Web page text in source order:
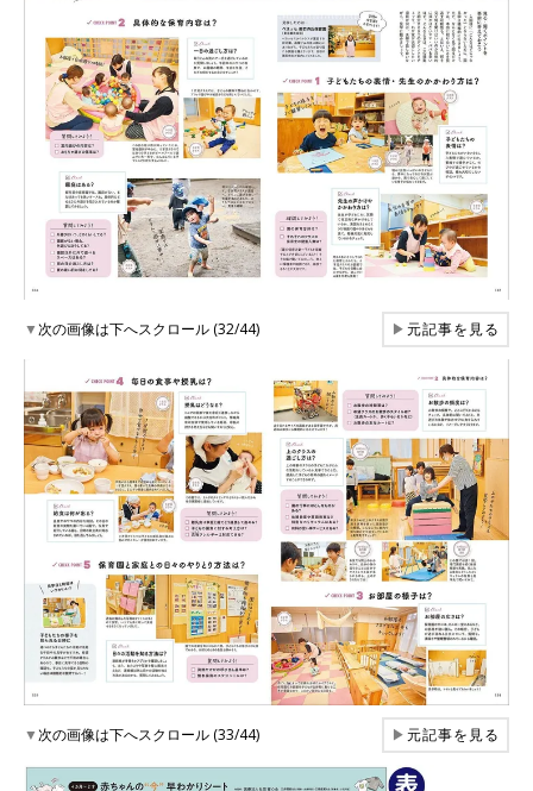
▼次の画像は下へスクロール (32/44) ▶元記事を見る
▼次の画像は下へスクロール (33/44) ▶元記事を見る